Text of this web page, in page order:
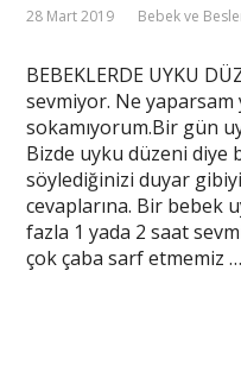
28 Mart 2019 Bebek ve
BEBEKLERDE UYKU
sevmiyor. Ne yaparsam
sokamıyorum.Bir gün
Bizde uyku düzeni diye
söylediğinizi duyar
cevaplarına. Bir bebek
fazla 1 yada 2 saat
çok çaba sarf etmemiz …